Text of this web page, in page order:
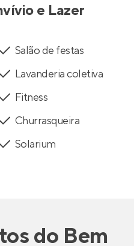
e Lazer
Salão de festas
Lavanderia coletiva
Fitness
Churrasqueira
Solarium
do Bem